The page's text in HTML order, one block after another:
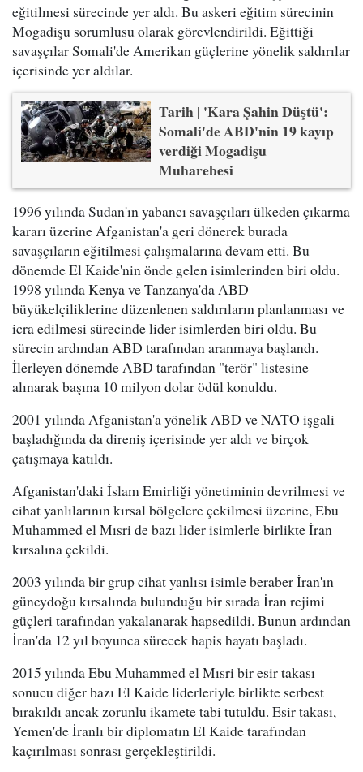
eğitilmesi sürecinde yer aldı. Bu askeri eğitim sürecinin
Mogadişu sorumlusu olarak görevlendirildi. Eğittiği
savaşçılar Somali'de Amerikan güçlerine yönelik saldırılar
içerisinde yer aldılar.
Tarih | 'Kara Şahin Düştü':
Somali'de ABD'nin 19 kayıp
verdiği Mogadişu
Muharebesi
1996 yılında Sudan'ın yabancı savaşçıları ülkeden çıkarma
kararı üzerine Afganistan'a geri dönerek burada
savaşçıların eğitilmesi çalışmalarına devam etti. Bu
dönemde El Kaide'nin önde gelen isimlerinden biri oldu.
1998 yılında Kenya ve Tanzanya'da ABD
büyükelçiliklerine düzenlenen saldırıların planlanması ve
icra edilmesi sürecinde lider isimlerden biri oldu. Bu
sürecin ardından ABD tarafından aranmaya başlandı.
İlerleyen dönemde ABD tarafından "terör" listesine
alınarak başına 10 milyon dolar ödül konuldu.
2001 yılında Afganistan'a yönelik ABD ve NATO işgali
başladığında da direniş içerisinde yer aldı ve birçok
çatışmaya katıldı.
Afganistan'daki İslam Emirliği yönetiminin devrilmesi ve
cihat yanlılarının kırsal bölgelere çekilmesi üzerine, Ebu
Muhammed el Mısri de bazı lider isimlerle birlikte İran
kırsalına çekildi.
2003 yılında bir grup cihat yanlısı isimle beraber İran'ın
güneydoğu kırsalında bulunduğu bir sırada İran rejimi
güçleri tarafından yakalanarak hapsedildi. Bunun ardından
İran'da 12 yıl boyunca sürecek hapis hayatı başladı.
2015 yılında Ebu Muhammed el Mısri bir esir takası
sonucu diğer bazı El Kaide liderleriyle birlikte serbest
bırakıldı ancak zorunlu ikamete tabi tutuldu. Esir takası,
Yemen'de İranlı bir diplomatın El Kaide tarafından
kaçırılması sonrası gerçekleştirildi.